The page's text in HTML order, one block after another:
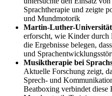
Sprachtherapie und zeigte
und Mundmotorik
Martin-Luther-
erforscht, wie Kinder
die Ergebnisse belegen,
und
Musiktherapie bei
Aktuelle Forschung zeigt,
Sprech- und
Beatboxing verbindet diese